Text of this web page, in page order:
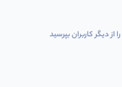
دیگر کاربران بپرسید